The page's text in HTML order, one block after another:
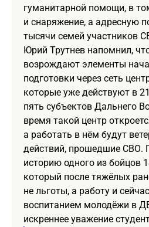
гуманитарной помощи, в
и снаряжение, а адресную
тысячи семей участников
Юрий Трутнев напомнил,
возрождают элементы
подготовки через сеть
которые уже действуют в
пять субъектов Дальнего
время такой центр
а работать в нём будут
действий, прошедшие СВО.
историю одного из бойцов
который после тяжёлых
не льготы, а работу и
воспитанием молодёжи в
искреннее уважение